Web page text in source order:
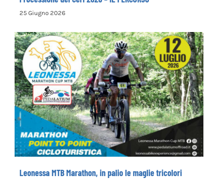
25 Giugno 2026
Leonessa MTB Marathon, in palio le maglie
tricolori
Leonessa MTB Marathon, in palio le maglie tricolori